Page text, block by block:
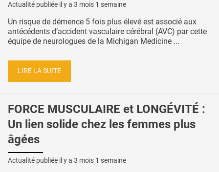
Actualité publiée il y a 3 mois 1 semaine
Un risque de démence 5 fois plus élevé est associé aux
antécédents d’accident vasculaire cérébral (AVC) par cette
équipe de neurologues de la Michigan Medicine ...
LIRE LA SUITE
FORCE MUSCULAIRE et LONGÉVITÉ :
Un lien solide chez les femmes plus
âgées
Actualité publiée il y a 3 mois 1 semaine